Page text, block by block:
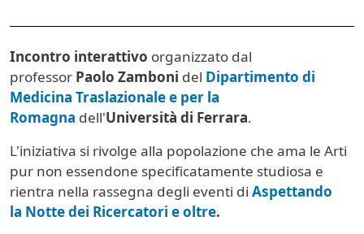
Incontro interattivo organizzato dal
professor Paolo Zamboni del Dipartimento di
Medicina Traslazionale e per la
Romagna dell'Università di Ferrara.
L'iniziativa si rivolge alla popolazione che ama le Arti
pur non essendone specificatamente studiosa e
rientra nella rassegna degli eventi di Aspettando
la Notte dei Ricercatori e oltre.